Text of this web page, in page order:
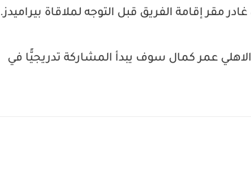
مقر إقامة الفريق قبل التوجه لملاقاة بيراميدز.
عمر كمال سوف يبدأ المشاركة تدريجيًّا في